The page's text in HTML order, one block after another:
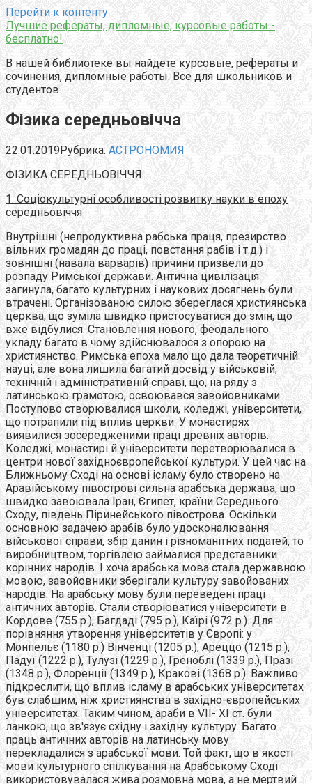
Перейти к контенту
Лучшие рефераты, дипломные, курсовые работы -
бесплатно!
В нашей библиотеке вы найдете курсовые, рефераты и
сочинения, дипломные работы. Все для школьников и
студентов.
Фізика середньовічча
22.01.2019Рубрика: АСТРОНОМИЯ
ФІЗИКА СЕРЕДНЬОВІЧЧЯ
1. Соціокультурні особливості розвитку науки в епоху
середньовіччя
Внутрішні (непродуктивна рабська праця, презирство
вільних громадян до праці, повстання рабів і т.д.) і
зовнішні (навала варварів) причини призвели до
розпаду Римської держави. Антична цивілізація
загинула, багато культурних і наукових досягнень були
втрачені. Організованою силою збереглася християнська
церква, що зуміла швидко пристосуватися до змін, що
вже відбулися. Становлення нового, феодального
укладу багато в чому здійснювалося з опорою на
християнство. Римська епоха мало що дала теоретичній
науці, але вона лишила багатий досвід у військовій,
технічній і адміністративній справі, що, на ряду з
латинською грамотою, освоювався завойовниками.
Поступово створювалися школи, коледжі, університети,
що потрапили під вплив церкви. У монастирях
виявилися зосередженими праці древніх авторів.
Коледжі, монастирі й університети перетворювалися в
центри нової західноєвропейської культури. У цей час на
Ближньому Сході на основі ісламу було створено на
Аравійському півострові сильна арабська держава, що
швидко завоювала Іран, Єгипет, країни Середнього
Сходу, південь Піринейського півострова. Оскільки
основною задачею арабів було удосконалювання
військової справи, збір данин і різноманітних податей, то
виробництвом, торгівлею займалися представники
корінних народів. І хоча арабська мова стала державною
мовою, завойовники зберігали культуру завойованих
народів. На арабську мову були переведені праці
античних авторів. Стали створюватися університети в
Кордове (755 р.), Багдаді (795 р.), Каїрі (972 р.). Для
порівняння утворення університетів у Європі: у
Монпельє (1180 р.) Вінченці (1205 р.), Ареццо (1215 р.),
Падуї (1222 р.), Тулузі (1229 р.), Греноблі (1339 р.), Празі
(1348 р.), Флоренції (1349 р.), Кракові (1368 р.). Важливо
підкреслити, що вплив ісламу в арабських університетах
був слабшим, ніж християнства в західно-європейських
університетах. Таким чином, араби в VII- XI ст. були
ланкою, що зв'язує східну і західну культуру. Багато
праць античних авторів на латинську мову
перекладалися з арабської мови. Той факт, що в якості
мови культурного спілкування на Арабському Сході
використовувалася жива розмовна мова, а не мертвий